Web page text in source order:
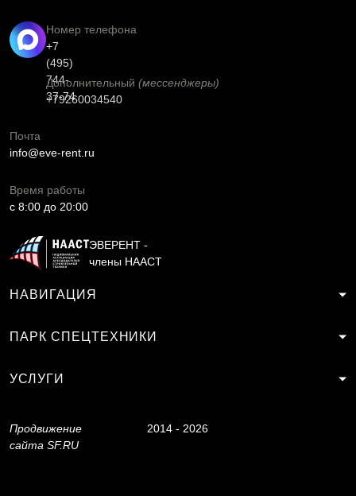
Номер телефона
+7
(495)
744-
37-74
Дополнительный (мессенджеры)
+79260034540
Почта
info@eve-rent.ru
Время работы
c 8:00 до 20:00
ЭВЕРЕНТ -
члены НААСТ
НАВИГАЦИЯ
ПАРК СПЕЦТЕХНИКИ
УСЛУГИ
Продвижение
сайта SF.RU
2014 - 2026